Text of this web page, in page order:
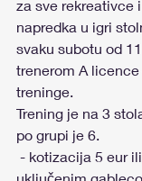
za sve rekreativce
napredka u igri
svaku subotu od
trenerom A
treninge.
Trening je na 3
po grupi je 6.